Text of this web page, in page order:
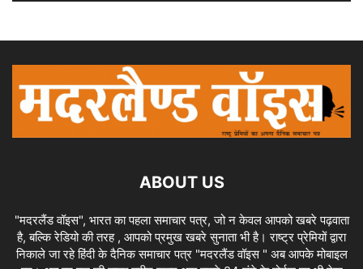
ABOUT US
"मदरलैंड वॉइस", भारत का पहला समाचार पत्र, जो न केवल आपको खबरे पढ़वाता
है, बल्कि रेडियो की तरह , आपको प्रमुख खबरे सुनाता भी है। राष्ट्र प्रेमियों द्वारा
निकाले जा रहे हिंदी के दैनिक समाचार पत्र "मदरलैंड वॉइस " अब आपके मोबाइल